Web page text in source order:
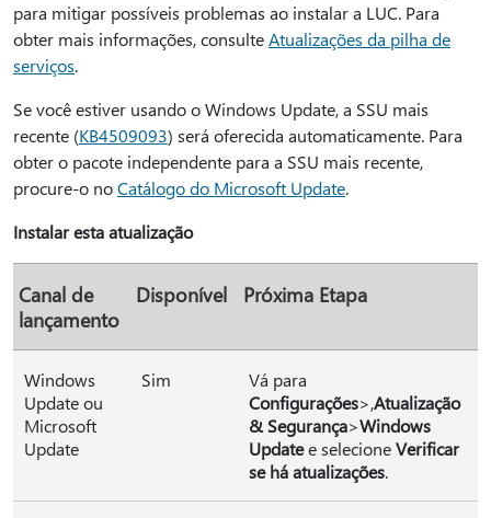
para mitigar possíveis problemas ao instalar a LUC. Para
obter mais informações, consulteAtualizações da pilha de
serviços.
Se você estiver usando o Windows Update, a SSU mais
recente (KB4509093) será oferecida automaticamente. Para
obter o pacote independente para a SSU mais recente,
procure-o noCatálogo do Microsoft Update.
Instalar esta atualização
Canal de
lançamento
Disponível Próxima Etapa
Windows
Update ou
Microsoft
Update
Sim
Vá para
Configurações>,Atualização
& Segurança>Windows
Updatee selecioneVerificar
se há atualizações.